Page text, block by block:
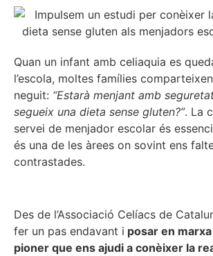
Quan un infant amb celiaquia es
l’escola, moltes famílies
neguit: “Estarà menjant amb
segueix una dieta sense gluten?”. La
servei de menjador escolar és
és una de les àrees on sovint ens
contrastades.
Des de l’Associació Celíacs de
fer un pas endavant i posar en
pioner que ens ajudi a conèixer la